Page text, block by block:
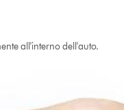
all'interno dell'auto.